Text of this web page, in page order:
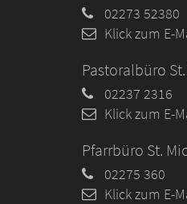
02273 52380
Klick zum E-
Pastoralbüro
02237 2316
Klick zum E-
Pfarrbüro St.
02275 360
Klick zum E-